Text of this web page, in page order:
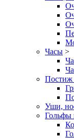
Часы >
Постиж
Уши,
Гольфы